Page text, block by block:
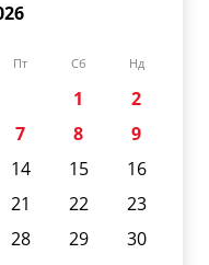
Пт Сб Нд
1
2
7 8
9
14 15
16
21 22
23
28 29
30